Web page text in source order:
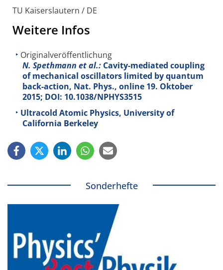
TU Kaiserslautern / DE
Weitere Infos
Originalveröffentlichung
N. Spethmann et al.: Cavity-mediated coupling
of mechanical oscillators limited by quantum
back-action, Nat. Phys., online 19. Oktober
2015; DOI: 10.1038/NPHYS3515
Ultracold Atomic Physics, University of
California Berkeley
Sonderhefte